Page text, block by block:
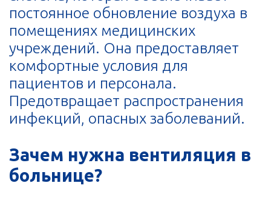
постоянное обновление воздуха в
помещениях медицинских
учреждений. Она предоставляет
комфортные условия для
пациентов и персонала.
Предотвращает распространения
инфекций, опасных заболеваний.
Зачем нужна вентиляция в
больнице?